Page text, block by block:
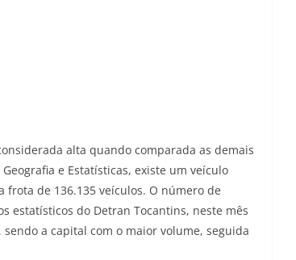
alta quando comparada as demais
e Estatísticas, existe um veículo
de 136.135 veículos. O número de
estatísticos do Detran Tocantins, neste mês
a capital com o maior volume, seguida